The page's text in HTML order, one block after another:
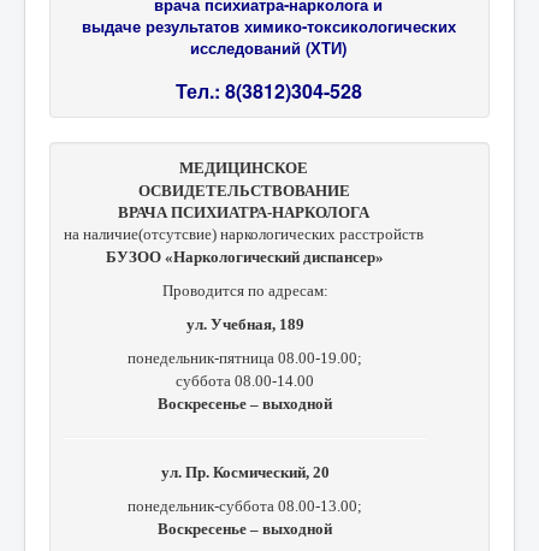
выдаче результатов химико-токсикологических
исследований (ХТИ)
Тел.: 8(3812)304-528
МЕДИЦИНСКОЕ
ОСВИДЕТЕЛЬСТВОВАНИЕ
ВРАЧА ПСИХИАТРА-НАРКОЛОГА
на наличие(отсутсвие) наркологических расстройств
БУЗОО «Наркологический диспансер»
Проводится по адресам:
ул. Учебная, 189
понедельник-пятница 08.00-19.00;
суббота 08.00-14.00
Воскресенье – выходной
ул. Пр. Космический, 20
понедельник-суббота 08.00-13.00;
Воскресенье – выходной